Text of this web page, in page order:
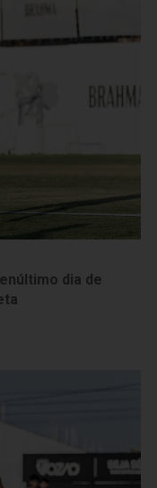
dia de